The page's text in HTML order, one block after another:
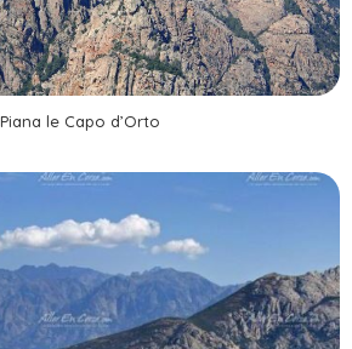
Piana le Capo d’Orto